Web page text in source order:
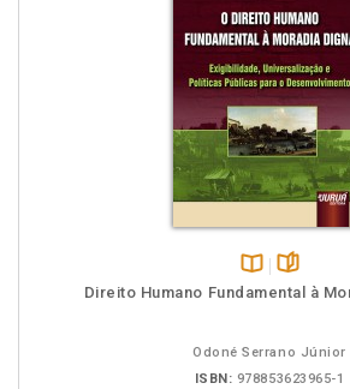
Disponível
páginas
Direito Humano Fundamental à
Odoné Serrano Júnior
ISBN: 978853623965-1